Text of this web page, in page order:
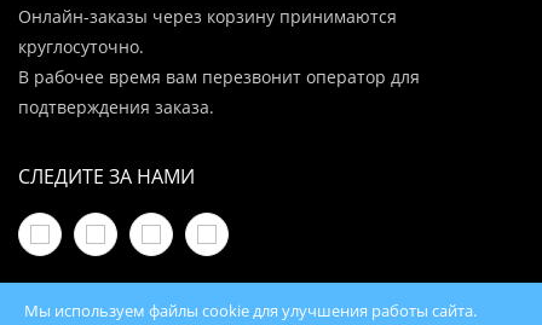
Онлайн-заказы через корзину принимаются
круглосуточно.
В рабочее время вам перезвонит оператор для
подтверждения заказа.
СЛЕДИТЕ ЗА НАМИ
Мы используем файлы cookie для улучшения работы сайта.